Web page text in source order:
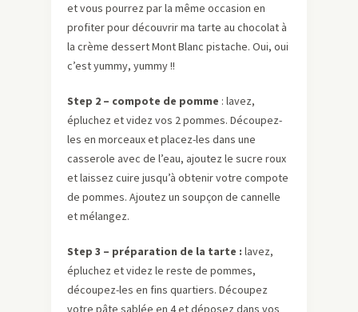
et vous pourrez par la même occasion en
profiter pour découvrir ma tarte au chocolat à
la crème dessert Mont Blanc pistache. Oui, oui
c’est yummy, yummy !!
Step 2 – compote de pomme : lavez,
épluchez et videz vos 2 pommes. Découpez-
les en morceaux et placez-les dans une
casserole avec de l’eau, ajoutez le sucre roux
et laissez cuire jusqu’à obtenir votre compote
de pommes. Ajoutez un soupçon de cannelle
et mélangez.
Step 3 – préparation de la tarte : lavez,
épluchez et videz le reste de pommes,
découpez-les en fins quartiers. Découpez